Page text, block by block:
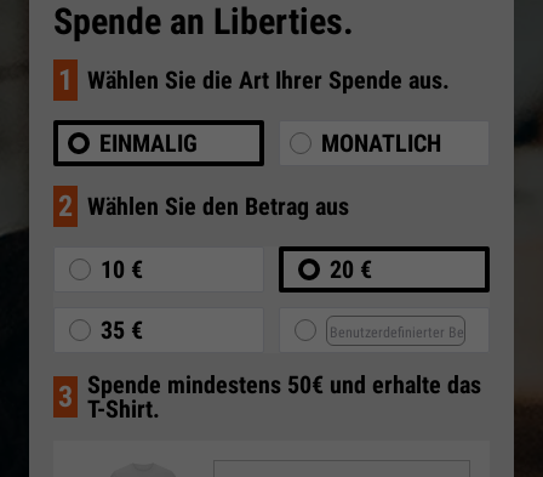
Spende an Liberties.
1 Wählen Sie die Art Ihrer Spende aus.
EINMALIG MONATLICH
2 Wählen Sie den Betrag aus
10 € 20 €
35 €
3 Spende mindestens 50€ und erhalte das
T-Shirt.